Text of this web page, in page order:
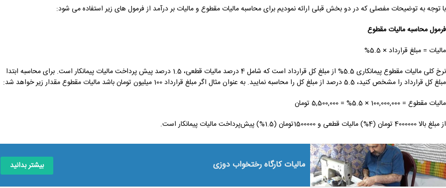
با توجه به توضیحات مفصلی که در دو بخش قبلی ارائه نمودیم برای محاسبه مالیات مقطوع و مالیات بر درآمد از فرمول های زیر استفاده می شود:
فرمول محاسبه مالیات مقطوع
مالیات = مبلغ قرارداد × 5.5%
نرخ کلی مالیات مقطوع پیمانکاری 5.5% از مبلغ کل قرارداد است که شامل 4 درصد مالیات قطعی، 1.5 درصد پیش ‌پرداخت مالیات پیمانکار است. برای محاسبه ابتدا
مبلغ کل قرارداد را مشخص کنید، 5.5 درصد از مبلغ کل را محاسبه نمایید. به عنوان مثال اگر مبلغ قرارداد 100 میلیون تومان باشد مالیات مقطوع مقدار زیر خواهد شد:
مالیات مقطوع = 100,000,000 × 5.5% = 5,500,000 تومان
از مبلغ بالا 4000000 تومان (4%) مالیات قطعی و 1500000تومان (1.5%) پیش‌پرداخت مالیات پیمانکار است.
مالیات کارگاه رختخواب دوزی بیشتر بدانید